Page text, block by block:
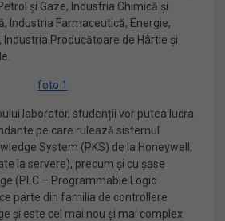
și Gaze, Industria Chimică și
Industria Farmaceutică, Energie,
Industria Producătoare de Hârtie și
laborator, studenții vor putea lucra
pe care rulează sistemul
System (PKS) de la Honeywell,
la servere), precum și cu șase
(PLC – Programmable Logic
parte din familia de controllere
și este cel mai nou și mai complex